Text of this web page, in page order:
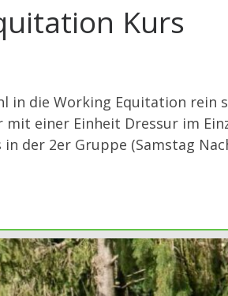
Kurs
die Working Equitation rein
einer Einheit Dressur im
der 2er Gruppe (Samstag